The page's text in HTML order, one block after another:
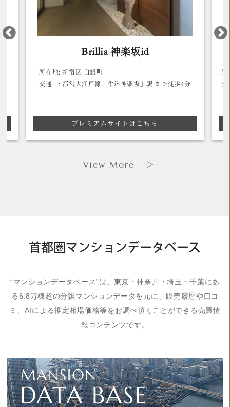
」駅 まで徒歩4分
Brillia 文京江戸川橋
所在地:
交通 :
東京メトロ有楽町線「江戸川橋」駅 まで
プレミアムサイトはこちら
View More ＞
首都圏マンションデータベース
“マンションデータベース”は、東京・神奈川・埼玉・千葉にあ
る6.8万棟超の分譲マンションデータを元に、販売履歴や口コ
ミ、AIによる推定相場価格等をお調べ頂くことができる売買情
報コンテンツです。